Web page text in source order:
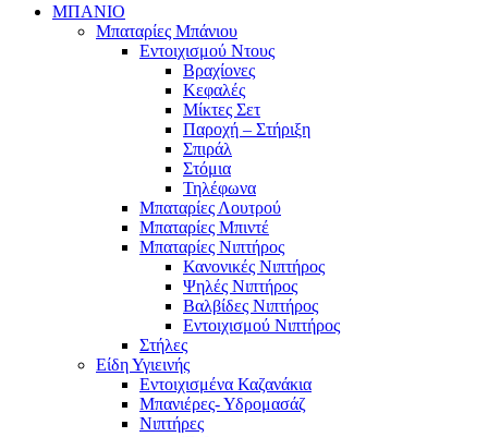
ΜΠΑΝΙΟ
Μπαταρίες Μπάνιου
Εντοιχισμού Ντους
Βραχίονες
Κεφαλές
Μίκτες Σετ
Παροχή – Στήριξη
Σπιράλ
Στόμια
Τηλέφωνα
Μπαταρίες Λουτρού
Μπαταρίες Μπιντέ
Μπαταρίες Νιπτήρος
Κανονικές Νιπτήρος
Ψηλές Νιπτήρος
Βαλβίδες Νιπτήρος
Εντοιχισμού Νιπτήρος
Στήλες
Είδη Υγιεινής
Εντοιχισμένα Καζανάκια
Μπανιέρες- Υδρομασάζ
Νιπτήρες